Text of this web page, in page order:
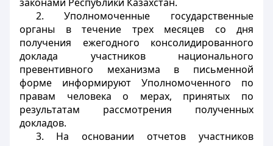
2. Уполномоченные государственные
органы в течение трех месяцев со дня
получения ежегодного консолидированного
доклада участников национального
превентивного механизма в письменной
форме информируют Уполномоченного по
правам человека о мерах, принятых по
результатам рассмотрения полученных
докладов.
3. На основании отчетов участников